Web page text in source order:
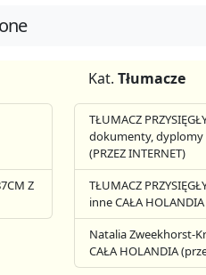
Z
Kat. Tłumacze
TŁUMACZ
dokumenty, dyplomy
(PRZEZ INTERNET)
TŁUMACZ
inne CAŁA
Natalia Zweekhorst-
CAŁA HOLANDIA